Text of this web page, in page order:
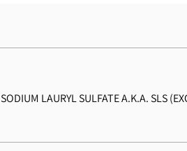
SODIUM LAURYL SULFATE A.K.A. SLS